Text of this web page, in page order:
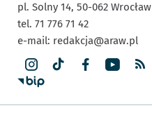
pl. Solny 14, 50-062 Wrocław
tel. 71 776 71 42
e-mail: redakcja@araw.pl